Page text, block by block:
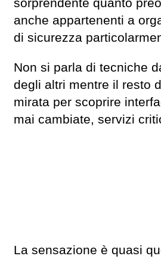
sorprendente quanto
anche appartenenti a
di sicurezza
Non si parla di tecniche
degli altri mentre il resto
mirata per scoprire
mai cambiate, servizi
La sensazione è quasi